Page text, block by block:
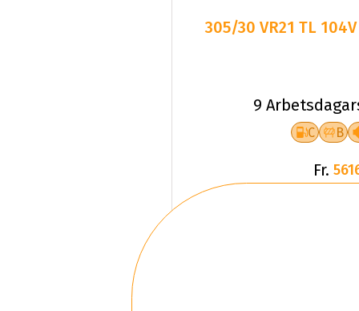
305/30 VR21 TL
9
C B
Fr.